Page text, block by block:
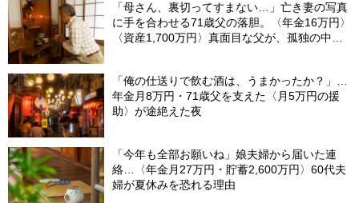
「母さん、裏切ってすまない…」亡き妻の写真
に手を合わせる71歳父の落胆。〈年金16万円〉
〈資産1,700万円〉真面目な父が、孤独の中で
「俺の仕送りで飲む酒は、うまかったか？」…
年金月8万円・71歳父を支えた〈月5万円の援
助〉が途絶えた夜
「今年も全部お願いね」娘夫婦から届いた連
絡…〈年金月27万円・貯蓄2,600万円〉60代夫
婦が夏休みを恐れる理由